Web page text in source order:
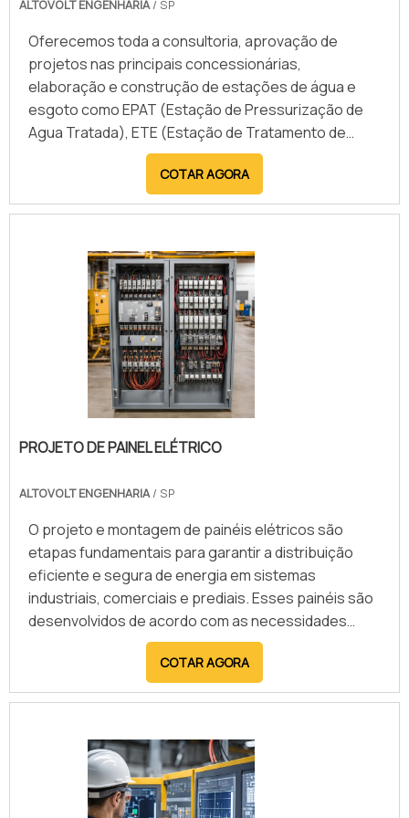
ALTOVOLT ENGENHARIA/ SP
Oferecemos toda a consultoria, aprovação de
projetos nas principais concessionárias,
elaboração e construção de estações de água e
esgoto como EPAT (Estação de Pressurização de
Agua Tratada), ETE (Estação de Tratamento de
Esgoto) e EEE (Estação Elevatória de Esgoto).
COTAR AGORA
PROJETO DE PAINEL ELÉTRICO
ALTOVOLT ENGENHARIA/ SP
O projeto e montagem de painéis elétricos são
etapas fundamentais para garantir a distribuição
eficiente e segura de energia em sistemas
industriais, comerciais e prediais. Esses painéis são
desenvolvidos de acordo com as necessidades
específicas de cada aplicação, integrando
dispositivos de proteção, comando e automação.
Utilizando materiais de alta qualidade e seguindo
desde o dimensionamento dos componentes até a
instalação final, assegurando o funcionamento
confiável dos equipamentos conectados. Entre os
principais benefícios, destacam-se a organização
COTAR AGORA